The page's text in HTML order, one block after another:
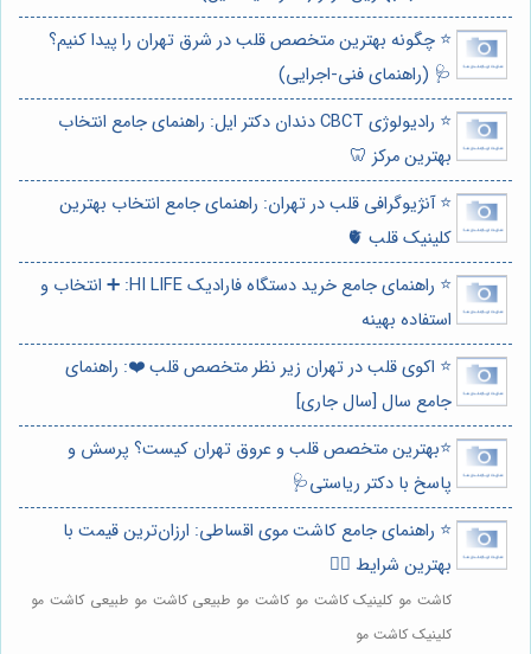
⭐️ چگونه بهترین متخصص قلب در شرق تهران را پیدا کنیم؟
🩺 (راهنمای فنی-اجرایی)
⭐️ رادیولوژی CBCT دندان دکتر ایل: راهنمای جامع انتخاب
بهترین مرکز 🦷
⭐️ آنژیوگرافی قلب در تهران: راهنمای جامع انتخاب بهترین
کلینیک قلب 🫀
⭐️ راهنمای جامع خرید دستگاه فارادیک HI LIFE: ➕ انتخاب و
استفاده بهینه
⭐️ اکوی قلب در تهران زیر نظر متخصص قلب ❤️: راهنمای
جامع سال [سال جاری]
⭐️بهترین متخصص قلب و عروق تهران کیست؟ پرسش و
پاسخ با دکتر ریاستی🩺
⭐️ راهنمای جامع کاشت موی اقساطی: ارزان‌ترین قیمت با
بهترین شرایط 🧑‍⚕️
کاشت مو کلینیک کاشت مو کاشت مو طبیعی کاشت مو طبیعی کاشت مو
کلینیک کاشت مو